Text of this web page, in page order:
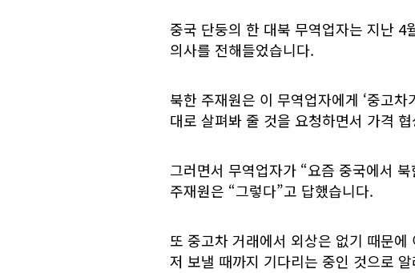
중국 단둥의 한 대북 무역업자는 지난 4
의사를 전해들었습니다.
북한 주재원은 이 무역업자에게 ‘중고차
대로 살펴봐 줄 것을 요청하면서 가격
그러면서 무역업자가 “요즘 중국에서
주재원은 “그렇다”고 답했습니다.
또 중고차 거래에서 외상은 없기 때문
저 보낼 때까지 기다리는 중인 것으로